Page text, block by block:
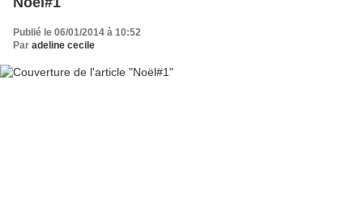
Publié le 06/01/2014 à 10:52
Par adeline cecile